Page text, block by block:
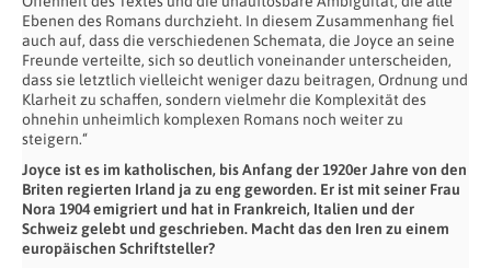
Ebenen des Romans durchzieht. In diesem Zusammenhang fiel
auch auf, dass die verschiedenen Schemata, die Joyce an seine
Freunde verteilte, sich so deutlich voneinander unterscheiden,
dass sie letztlich vielleicht weniger dazu beitragen, Ordnung und
Klarheit zu schaffen, sondern vielmehr die Komplexität des
ohnehin unheimlich komplexen Romans noch weiter zu
steigern.“
Joyce ist es im katholischen, bis Anfang der 1920er Jahre von den
Briten regierten Irland ja zu eng geworden. Er ist mit seiner Frau
Nora 1904 emigriert und hat in Frankreich, Italien und der
Schweiz gelebt und geschrieben. Macht das den Iren zu einem
europäischen Schriftsteller?